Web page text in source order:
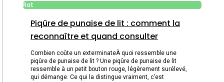
Rat
Piqûre de punaise de lit : comment la
reconnaître et quand consulter
Combien coûte un exterminateÀ quoi ressemble une
piqûre de punaise de lit ? Une piqûre de punaise de lit
ressemble à un petit bouton rouge, légèrement surélevé,
qui démange. Ce qui la distingue vraiment, c’est